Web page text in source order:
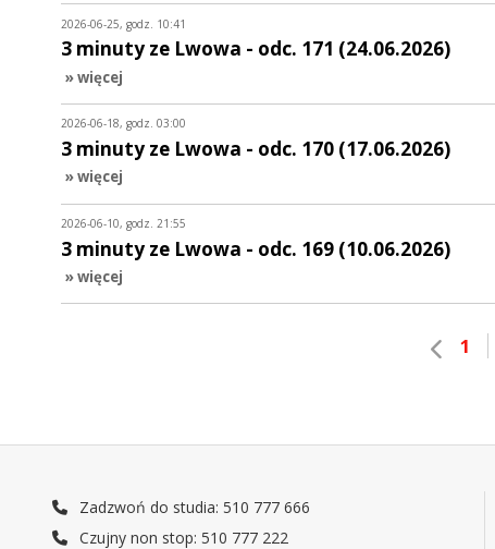
2026-06-25, godz. 10:41
3 minuty ze Lwowa - odc. 171 (24.06.2026)
» więcej
2026-06-18, godz. 03:00
3 minuty ze Lwowa - odc. 170 (17.06.2026)
» więcej
2026-06-10, godz. 21:55
3 minuty ze Lwowa - odc. 169 (10.06.2026)
» więcej
1
Zadzwoń do studia: 510 777 666
Czujny non stop: 510 777 222